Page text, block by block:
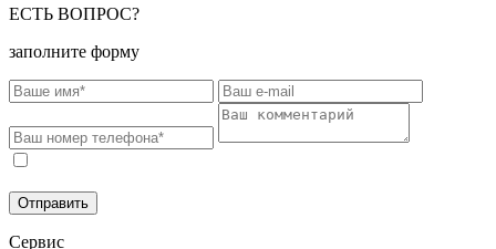
ЕСТЬ ВОПРОС?
заполните форму
Отправить
Сервис